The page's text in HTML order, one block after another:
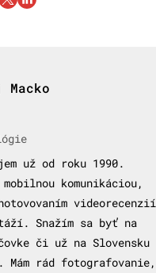
Macko
už od roku 1990.
komunikáciou,
videorecenzií
Snažím sa byť na
či už na Slovensku
rád fotografovanie,